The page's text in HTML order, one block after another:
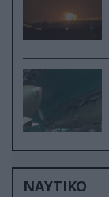
ΝΑΥΤΙΚΟ